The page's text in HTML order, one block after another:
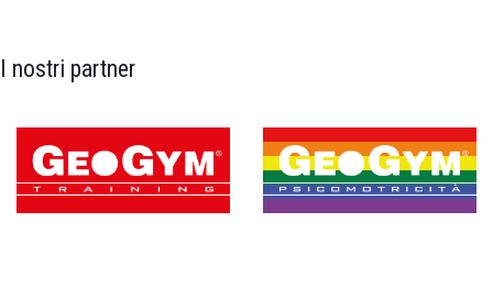
I nostri partner